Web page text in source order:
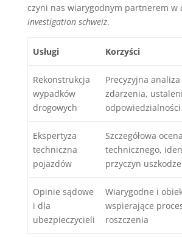
czyni nas wiarygodnym partnerem w
investigation schweiz.
Usługi Korzyści
Rekonstrukcja
wypadków
drogowych
Precyzyjna
zdarzenia,
Ekspertyza
techniczna
pojazdów
Szczegółowa
technicznego,
przyczyn
Opinie sądowe
i dla
ubezpieczycieli
Wiarygodne i
wspierające
roszczenia